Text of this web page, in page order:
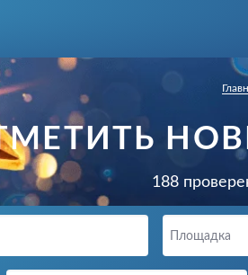
188
Площадка